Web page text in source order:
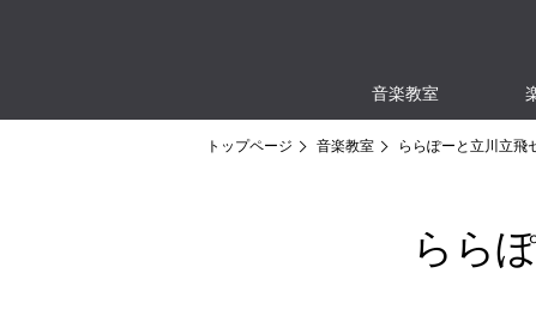
音楽教室
トップページ 音楽教室 ららぽーと立川立飛
らら